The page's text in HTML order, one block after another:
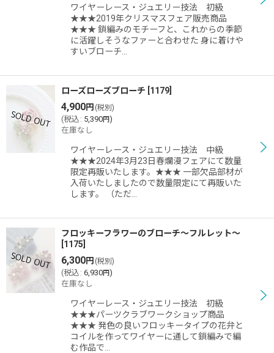
ワイヤーレース・ジュエリー技法 初級
★★★2019年クリスマスフェア販売商品
★★★ 鎖編みのモチーフと、これからの季節
に活躍しそうなファーと合わせた 身に着けや
すいブローチ…
ローズローズブローチ 1179
4,900円 (税別)
(税込 : 5,390円)
在庫なし
ワイヤーレース・ジュエリー技法 中級
★★★2024年3月23日春爛漫フェアにて数量
限定再販いたします。★★★ 一部欠品部材が
入荷いたしましたので数量限定にて再販いた
します。 （ただ…
フロッキーフラワーのブローチ〜フルレット〜
1175
6,300円 (税別)
(税込 : 6,930円)
在庫なし
ワイヤーレース・ジュエリー技法 初級
★★★パーツクラブワークショップ商品
★★★ 発色の良いフロッキータイプの花弁と
コイルを作ってワイヤーに通して鎖編みで編
む作品で…